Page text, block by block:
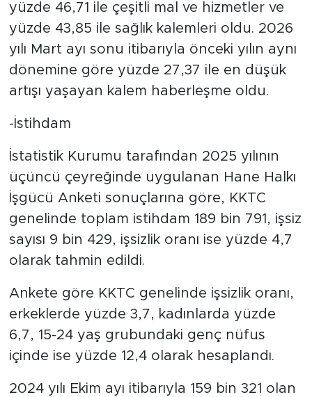
yüzde 46,71 ile çeşitli mal ve hizmetler ve
yüzde 43,85 ile sağlık kalemleri oldu. 2026
yılı Mart ayı sonu itibarıyla önceki yılın aynı
dönemine göre yüzde 27,37 ile en düşük
artışı yaşayan kalem haberleşme oldu.
-İstihdam
İstatistik Kurumu tarafından 2025 yılının
üçüncü çeyreğinde uygulanan Hane Halkı
İşgücü Anketi sonuçlarına göre, KKTC
genelinde toplam istihdam 189 bin 791, işsiz
sayısı 9 bin 429, işsizlik oranı ise yüzde 4,7
olarak tahmin edildi.
Ankete göre KKTC genelinde işsizlik oranı,
erkeklerde yüzde 3,7, kadınlarda yüzde
6,7, 15-24 yaş grubundaki genç nüfus
içinde ise yüzde 12,4 olarak hesaplandı.
2024 yılı Ekim ayı itibarıyla 159 bin 321 olan